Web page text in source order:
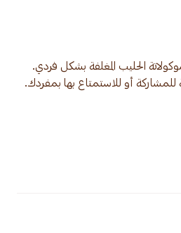
الحليب المغلفة بشكل فردي.
أو للاستمتاع بها بمفردك.